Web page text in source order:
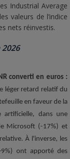
Industrial Average
valeurs de l’indice
nets réinvestis.
converti en euros :
léger retard relatif du
en faveur de la
artificielle, dans une
Microsoft (-17%) et
À l'inverse, les
ont apporté des